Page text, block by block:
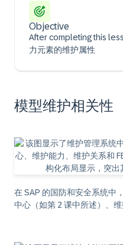
Objective
After completing this
力元素的维护属性
模型维护相关性
在 SAP 的国防和安全系统中
中心（如第 2 课中所述）、